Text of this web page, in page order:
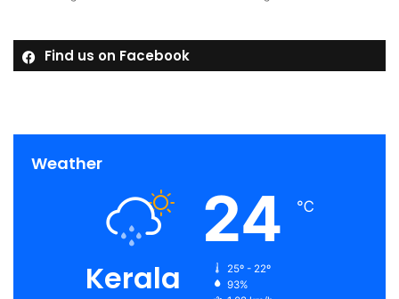
Find us on Facebook
Weather
Kerala
24 ℃
25º - 22º
93%